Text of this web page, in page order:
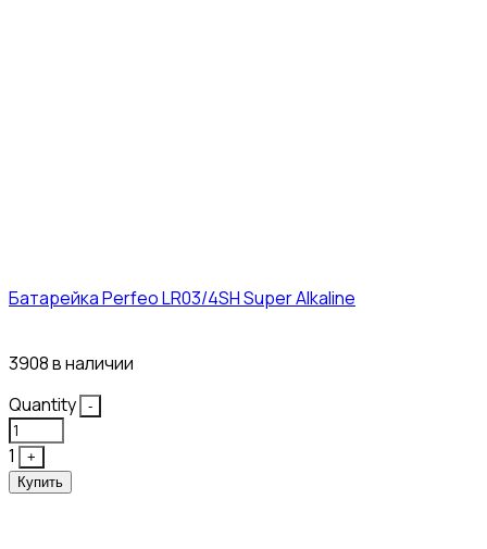
Батарейка Perfeo LR03/4SH Super Alkaline
3908 в наличии
Quantity
-
1
+
Купить